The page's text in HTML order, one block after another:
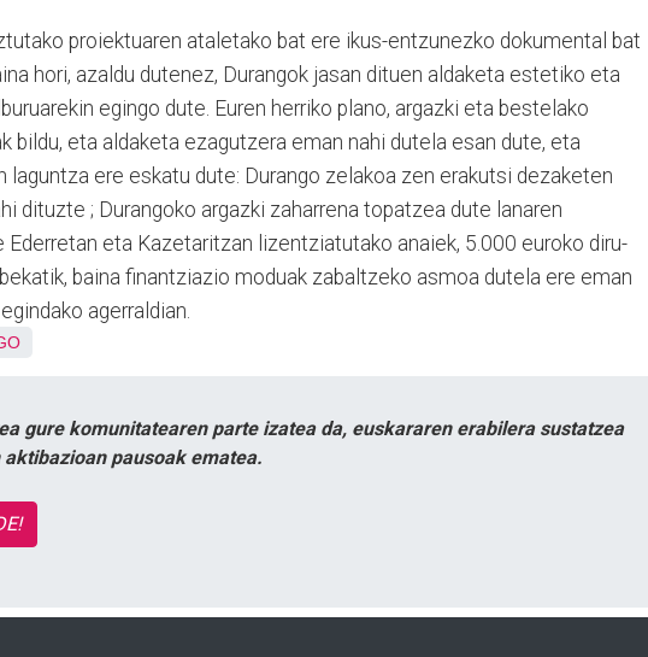
proiektuaren ataletako bat ere ikus-entzunezko dokumental bat
hori, azaldu dutenez, Durangok jasan dituen aldaketa estetiko eta
egingo dute. Euren herriko plano, argazki eta bestelako
bildu, eta aldaketa ezagutzera eman nahi dutela esan dute, eta
laguntza ere eskatu dute: Durango zelakoa zen erakutsi dezaketen
dituzte ; Durangoko argazki zaharrena topatzea dute lanaren
Ederretan eta Kazetaritzan lizentziatutako anaiek, 5.000 euroko diru-
baina finantziazio moduak zabaltzeko asmoa dutela ere eman
agerraldian.
gure komunitatearen parte izatea da, euskararen erabilera sustatzea
pausoak ematea.